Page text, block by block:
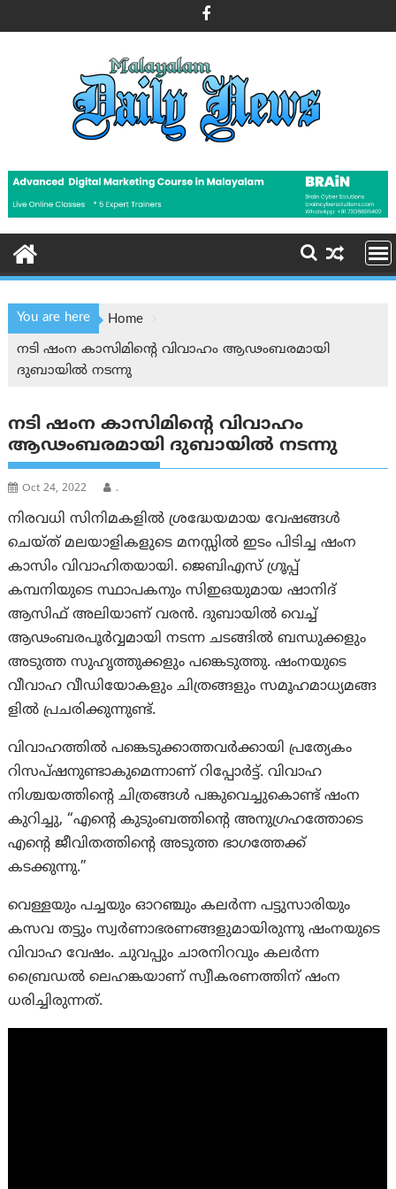
to
You are here
Home
നടി ഷംന കാസിമിന്റെ വിവാഹം ആഢംബരമായി
ദുബായില്‍ നടന്നു
നടി ഷംന കാസിമിന്റെ വിവാഹം
ആഢംബരമായി ദുബായില്‍ നടന്നു
Oct 24, 2022 .
നിരവധി സിനിമകളില്‍ ശ്രദ്ധേയമായ വേഷങ്ങള്‍
ചെയ്ത് മലയാളികളുടെ മനസ്സില്‍ ഇടം പിടിച്ച ഷംന
കാസിം വിവാഹിതയായി. ജെബിഎസ് ഗ്രൂപ്പ്
കമ്പനിയുടെ സ്ഥാപകനും സിഇഒയുമായ ഷാനിദ്
ആസിഫ് അലിയാണ് വരൻ. ദുബായിൽ വെച്ച്
ആഢംബരപൂര്‍‌വ്വമായി നടന്ന ചടങ്ങില്‍ ബന്ധുക്കളും
അടുത്ത സുഹൃത്തുക്കളും പങ്കെടുത്തു. ഷംനയുടെ
വീവാഹ വീഡിയോകളും ചിത്രങ്ങളും സമൂഹമാധ്യമങ്ങ​
ളില്‍ പ്രചരിക്കുന്നുണ്ട്.
വിവാഹത്തിൽ പങ്കെടുക്കാത്തവർക്കായി പ്രത്യേകം
റിസപ്ഷനുണ്ടാകുമെന്നാണ് റിപ്പോർട്ട്. വിവാഹ
നിശ്ചയത്തിന്റെ ചിത്രങ്ങൾ പങ്കുവെച്ചുകൊണ്ട് ഷംന
കുറിച്ചു, “എന്റെ കുടുംബത്തിന്റെ അനുഗ്രഹത്തോടെ
എന്റെ ജീവിതത്തിന്റെ അടുത്ത ഭാഗത്തേക്ക്
കടക്കുന്നു.”
വെള്ളയും പച്ചയും ഓറഞ്ചും കലർന്ന പട്ടുസാരിയും
കസവ തട്ടും സ്വർണാഭരണങ്ങളുമായിരുന്നു ഷംനയുടെ
വിവാഹ വേഷം. ചുവപ്പും ചാരനിറവും കലർന്ന
ബ്രൈഡൽ ലെഹങ്കയാണ് സ്വീകരണത്തിന് ഷംന
ധരിച്ചിരുന്നത്.